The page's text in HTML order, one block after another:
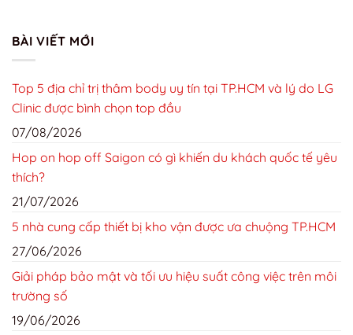
BÀI VIẾT MỚI
Top 5 địa chỉ trị thâm body uy tín tại TP.HCM và lý do LG
Clinic được bình chọn top đầu
07/08/2026
Hop on hop off Saigon có gì khiến du khách quốc tế yêu
thích?
21/07/2026
5 nhà cung cấp thiết bị kho vận được ưa chuộng TP.HCM
27/06/2026
Giải pháp bảo mật và tối ưu hiệu suất công việc trên môi
trường số
19/06/2026